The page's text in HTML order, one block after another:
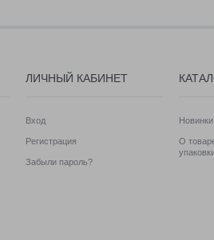
ЛИЧНЫЙ КАБИНЕТ
Вход
Регистрация
Забыли пароль?
Новинки
О